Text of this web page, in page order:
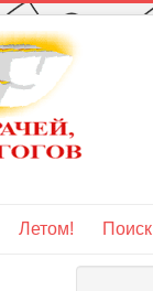
Летом! Поиск